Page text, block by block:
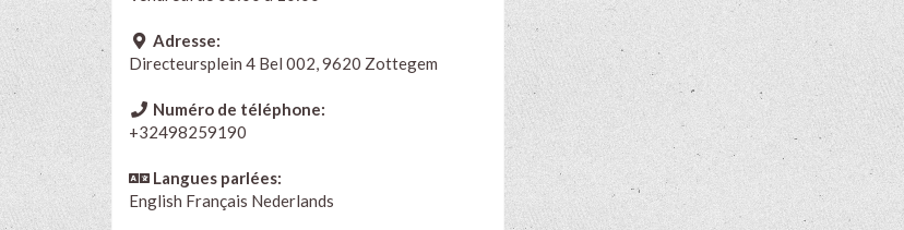
Adresse:
Directeursplein 4 Bel 002, 9620 Zottegem
Numéro de téléphone:
+32498259190
Langues parlées:
English Français Nederlands